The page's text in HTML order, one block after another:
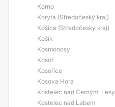
Korno
Koryta (Středočeský kraj)
Košice (Středočeský kraj)
Košík
Kosmonosy
Kosoř
Kosořice
Kosova Hora
Kostelec nad Černými Lesy
Kostelec nad Labem